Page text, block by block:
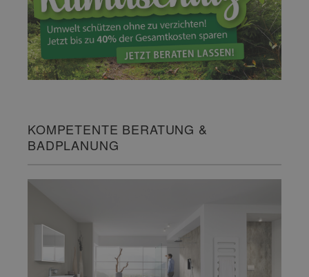
KOMPETENTE BERATUNG &
BADPLANUNG